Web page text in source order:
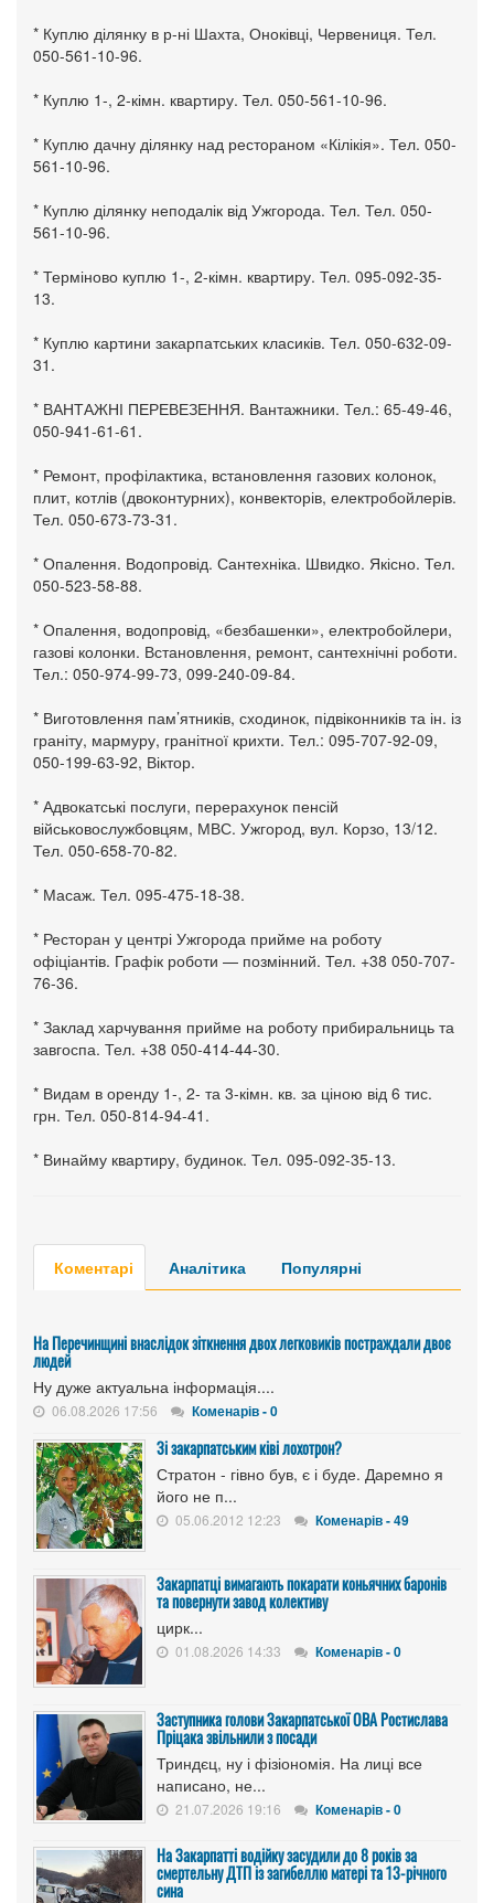
* Куплю ділянку в р-ні Шахта, Оноківці, Червениця. Тел.
050-561-10-96.
* Куплю 1-, 2-кімн. квартиру. Тел. 050-561-10-96.
* Куплю дачну ділянку над рестораном «Кілікія». Тел. 050-
561-10-96.
* Куплю ділянку неподалік від Ужгорода. Тел. Тел. 050-
561-10-96.
* Терміново куплю 1-, 2-кімн. квартиру. Тел. 095-092-35-
13.
* Куплю картини закарпатських класиків. Тел. 050-632-09-
31.
* ВАНТАЖНІ ПЕРЕВЕЗЕННЯ. Вантажники. Тел.: 65-49-46,
050-941-61-61.
* Ремонт, профілактика, встановлення газових колонок,
плит, котлів (двоконтурних), конвекторів, електробойлерів.
Тел. 050-673-73-31.
* Опалення. Водопровід. Сантехніка. Швидко. Якісно. Тел.
050-523-58-88.
* Опалення, водопровід, «безбашенки», електробойлери,
газові колонки. Встановлення, ремонт, сантехнічні роботи.
Тел.: 050-974-99-73, 099-240-09-84.
* Виготовлення пам’ятників, сходинок, підвіконників та ін. із
граніту, мармуру, гранітної крихти. Тел.: 095-707-92-09,
050-199-63-92, Віктор.
* Адвокатські послуги, перерахунок пенсій
військовослужбовцям, МВС. Ужгород, вул. Корзо, 13/12.
Тел. 050-658-70-82.
* Масаж. Тел. 095-475-18-38.
* Ресторан у центрі Ужгорода прийме на роботу
офіціантів. Графік роботи — позмінний. Тел. +38 050-707-
76-36.
* Заклад харчування прийме на роботу прибиральниць та
завгоспа. Тел. +38 050-414-44-30.
* Видам в оренду 1-, 2- та 3-кімн. кв. за ціною від 6 тис.
грн. Тел. 050-814-94-41.
* Винайму квартиру, будинок. Тел. 095-092-35-13.
Коментарі Аналітика Популярні
На Перечинщині внаслідок зіткнення двох легковиків постраждали двоє
людей
Ну дуже актуальна інформація....
06.08.2026 17:56 Коменарів - 0
Зі закарпатським ківі лохотрон?
Стратон - гівно був, є і буде. Даремно я
його не п...
05.06.2012 12:23 Коменарів - 49
Закарпатці вимагають покарати коньячних баронів
та повернути завод колективу
цирк...
01.08.2026 14:33 Коменарів - 0
Заступника голови Закарпатської ОВА Ростислава
Пріцака звільнили з посади
Триндєц, ну і фізіономія. На лиці все
написано, не...
21.07.2026 19:16 Коменарів - 0
На Закарпатті водійку засудили до 8 років за
смертельну ДТП із загибеллю матері та 13-річного
сина